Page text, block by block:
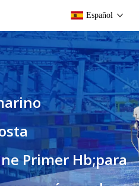
Español
Primer Hb;para